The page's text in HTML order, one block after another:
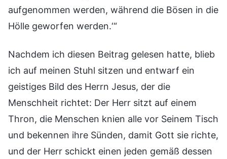
aufgenommen werden, während die Bösen in die
Hölle geworfen werden.‘“
Nachdem ich diesen Beitrag gelesen hatte, blieb
ich auf meinen Stuhl sitzen und entwarf ein
geistiges Bild des Herrn Jesus, der die
Menschheit richtet: Der Herr sitzt auf einem
Thron, die Menschen knien alle vor Seinem Tisch
und bekennen ihre Sünden, damit Gott sie richte,
und der Herr schickt einen jeden gemäß dessen